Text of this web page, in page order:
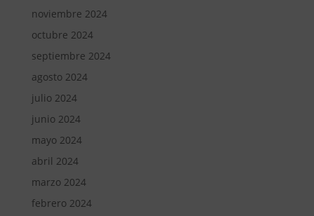
noviembre 2024
octubre 2024
septiembre 2024
agosto 2024
julio 2024
junio 2024
mayo 2024
abril 2024
marzo 2024
febrero 2024